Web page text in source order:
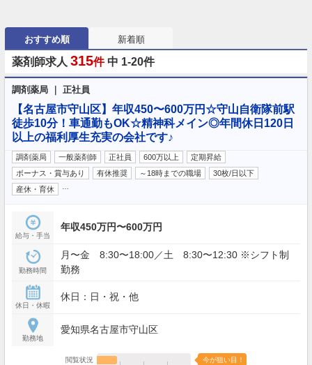
おすすめ順 新着順
薬剤師求人 315件 中 1-20件
調剤薬局 ｜ 正社員
【名古屋市守山区】年収450〜600万円☆守山自衛隊前駅
徒歩10分！車通勤もOK☆精神科メイン◎年間休日120日
以上の福利厚生充実の会社です♪
調剤薬局 一般薬剤師 正社員 600万以上
定期昇給
ボーナス・賞与あり
有休推奨 ～18時までの職場
30枚/日以下
産休・育休
給与・手当
年収450万円〜600万円
勤務時間
月〜金 8:30〜18:00／土 8:30〜12:30 ※シフト制
勤務
休日・休暇
休日：日・祝・他
勤務地
愛知県名古屋市守山区
閲覧状況 今が狙い目！